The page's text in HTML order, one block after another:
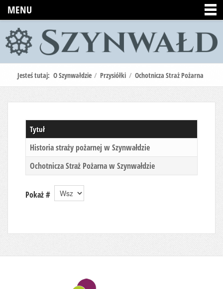
MENU
Jesteś tutaj: O Szynwałdzie / Przysiółki / Ochotnicza Straż Pożarna
Tytuł
Historia straży pożarnej w Szynwałdzie
Ochotnicza Straż Pożarna w Szynwałdzie
Pokaż #